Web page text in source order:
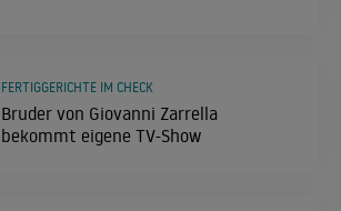
Bruder von Giovanni Zarrella
bekommt eigene TV-Show
FERTIGGERICHTE IM CHECK